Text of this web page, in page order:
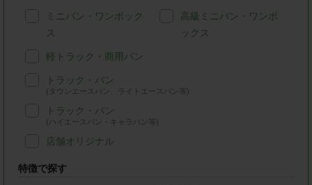
ミニバン・ワンボック
ス
高級ミニバン・ワンボ
ックス
軽トラック・商用バン
トラック・バン
(タウンエースバン、ライトエースバン等)
トラック・バン
(ハイエースバン・キャラバン等)
店舗オリジナル
特徴で探す